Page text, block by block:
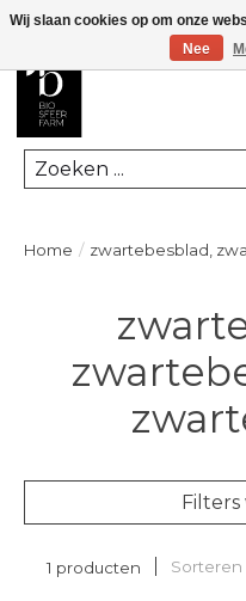
Zoeken
Home / zwartebesblad,
1 producten Sorteren
Wij slaan cookies op om onze
Nee